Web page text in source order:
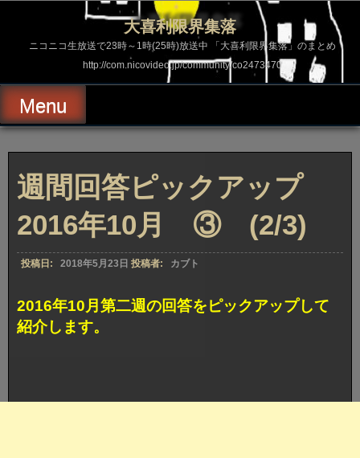
ス
ッ
プ
大喜利限界集落
ニコニコ生放送で23時～1時(25時)放送中 「大喜利限界集落」のまとめ
http://com.nicovideo.jp/community/co2473470
Menu
週間回答ピックアップ
2016年10月 ③ (2/3)
投稿日: 2018年5月23日 投稿者: カブト
2016年10月第二週の回答をピックアップして
紹介します。